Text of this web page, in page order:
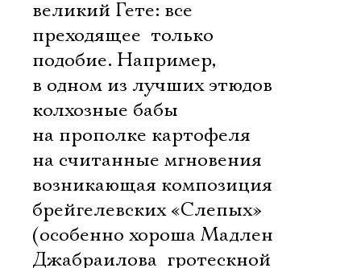
великий Гете: все
преходящее  только
подобие. Например,
в одном из лучших этюдов 
колхозные бабы
на прополке картофеля 
на считанные мгновения
возникающая композиция
брейгелевских «Слепых»
(особенно хороша Мадлен
Джабраилова  гротескной